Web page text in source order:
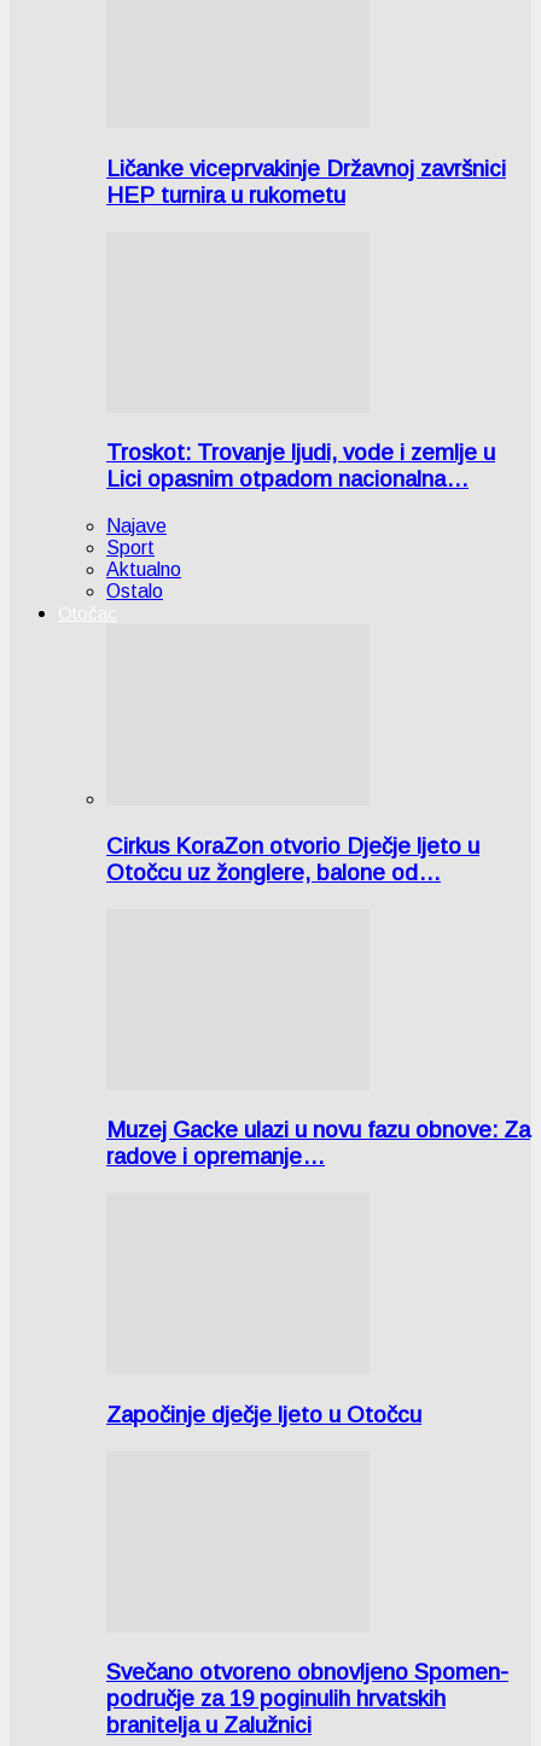
Ličanke viceprvakinje Državnoj završnici
HEP turnira u rukometu
Troskot: Trovanje ljudi, vode i zemlje u
Lici opasnim otpadom nacionalna…
Najave
Sport
Aktualno
Ostalo
Otočac
Cirkus KoraZon otvorio Dječje ljeto u
Otočcu uz žonglere, balone od…
Muzej Gacke ulazi u novu fazu obnove: Za
radove i opremanje…
Započinje dječje ljeto u Otočcu
Svečano otvoreno obnovljeno Spomen-
područje za 19 poginulih hrvatskih
branitelja u Zalužnici